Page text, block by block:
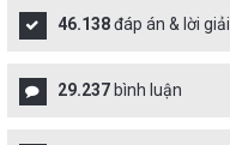
46.138đáp án & lời giải
29.237bình luận